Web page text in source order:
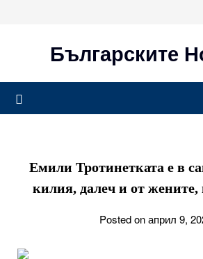
Българските
Емили Тротинетката е в
килия, далеч и от
Posted on април 9,